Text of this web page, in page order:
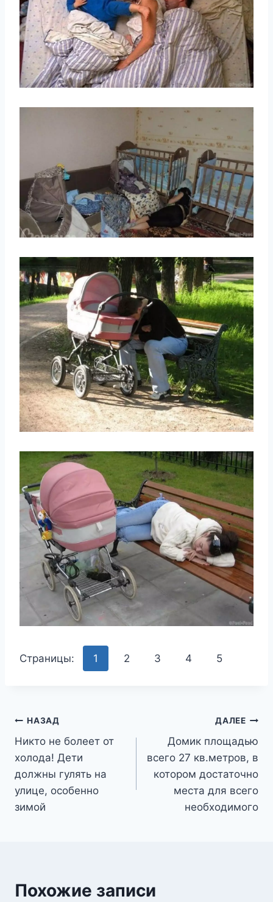
Страницы: 1 2 3 4 5
Навигация
по
записям
НАЗАД
Никто не болеет от
холода! Дети
должны гулять на
улице, особенно
зимой
ДАЛЕЕ
Домик площадью
всего 27 кв.метров, в
котором достаточно
места для всего
необходимого
Похожие записи